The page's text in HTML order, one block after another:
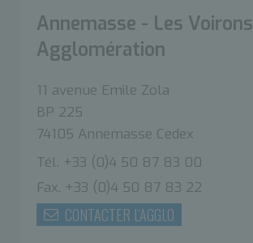
Annemasse - Les Voirons
Agglomération
11 avenue Emile Zola
BP 225
74105 Annemasse Cedex
Tél. +33 (0)4 50 87 83 00
Fax. +33 (0)4 50 87 83 22
CONTACTER L'AGGLO